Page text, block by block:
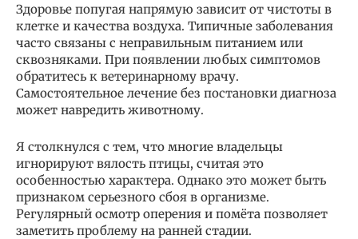
Здоровье попугая напрямую зависит от чистоты в
клетке и качества воздуха. Типичные заболевания
часто связаны с неправильным питанием или
сквозняками. При появлении любых симптомов
обратитесь к ветеринарному врачу.
Самостоятельное лечение без постановки диагноза
может навредить животному.
Я столкнулся с тем, что многие владельцы
игнорируют вялость птицы, считая это
особенностью характера. Однако это может быть
признаком серьезного сбоя в организме.
Регулярный осмотр оперения и помёта позволяет
заметить проблему на ранней стадии.